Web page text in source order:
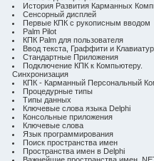
История Развития Карманных
Сенсорный дисплей
Первые КПК с рукописным вводом
Palm Pilot
КПК Palm для пользователя
Ввод текста, Граффити и
Стандартные Приложения
Подключение КПК к Компьютеру.
Синхронизация
КПК - Карманный Персональный
Процедурные типы
Типы данных
Ключевые слова языка Delphi
Консольные приложения
Ключевые слова
Язык программирования
Поиск пространства имен
Пространства имен в Delphi